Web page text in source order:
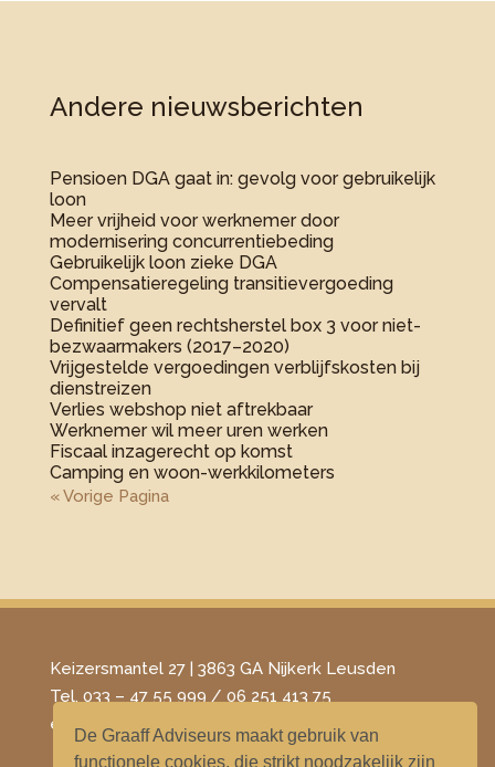
De Graaff Adviseurs maakt gebruik van
functionele cookies, die strikt noodzakelijk zijn
Andere nieuwsberichten
Pensioen DGA gaat in: gevolg voor gebruikelijk
loon
Meer vrijheid voor werknemer door
modernisering concurrentiebeding
Gebruikelijk loon zieke DGA
Compensatieregeling transitievergoeding
vervalt
Definitief geen rechtsherstel box 3 voor niet-
bezwaarmakers (2017–2020)
Vrijgestelde vergoedingen verblijfskosten bij
dienstreizen
Verlies webshop niet aftrekbaar
Werknemer wil meer uren werken
Fiscaal inzagerecht op komst
Camping en woon-werkkilometers
« Vorige Pagina
Keizersmantel 27 | 3863 GA Nijkerk Leusden
Tel. 033 – 47 55 999 / 06 251 413 75
​e-mail –
info@degraaffadviseurs.nl